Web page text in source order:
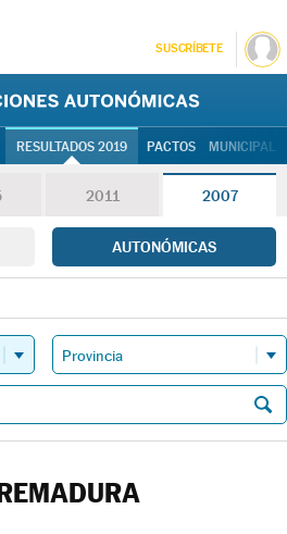
SUSCRÍBETE
RESULTADOS 2019 PACTOS
2011 2007
AUTONÓMICAS